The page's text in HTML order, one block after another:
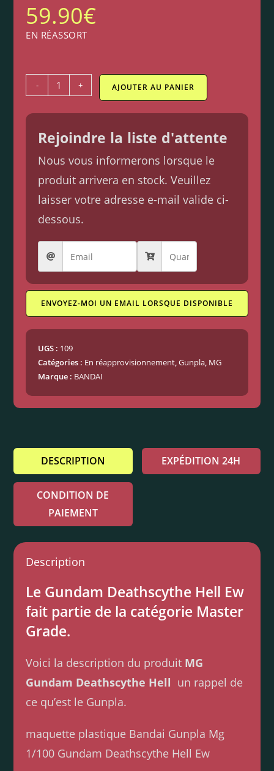
59.90€
EN RÉASSORT
- + AJOUTER AU PANIER
Rejoindre la liste d'attente
Nous vous informerons lorsque le
produit arrivera en stock. Veuillez
laisser votre adresse e-mail valide ci-
dessous.
ENVOYEZ-MOI UN EMAIL LORSQUE DISPONIBLE
UGS : 109
Catégories : En réapprovisionnement,Gunpla, MG
Marque : BANDAI
DESCRIPTION EXPÉDITION 24H
CONDITION DE
PAIEMENT
Description
Le Gundam Deathscythe Hell Ew
fait partie de la catégorie Master
Grade.
Voici la description du produit MG
Gundam Deathscythe Hell un rappel de
ce qu’est le Gunpla.
maquette plastique Bandai Gunpla Mg
1/100 Gundam Deathscythe Hell Ew